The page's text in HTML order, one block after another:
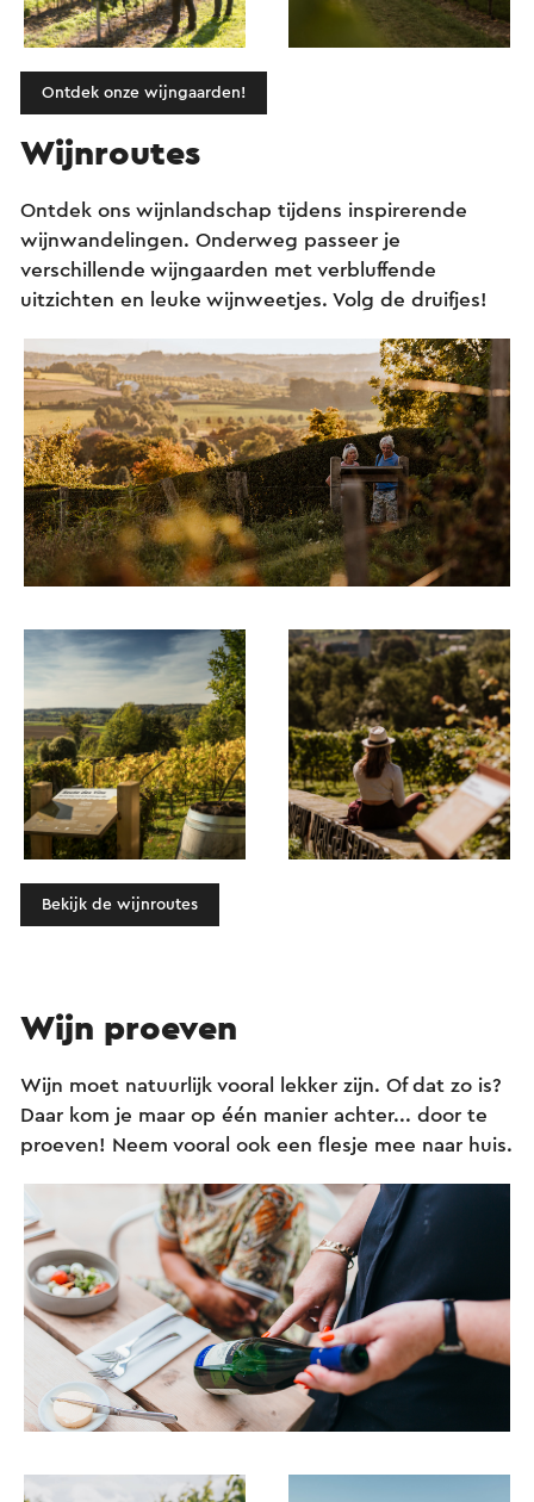
Ontdek onze wijngaarden!
Wijnroutes
Ontdek ons wijnlandschap tijdens inspirerende
wijnwandelingen. Onderweg passeer je
verschillende wijngaarden met verbluffende
uitzichten en leuke wijnweetjes. Volg de druifjes!
Bekijk de wijnroutes
Wijn proeven
Wijn moet natuurlijk vooral lekker zijn. Of dat zo is?
Daar kom je maar op één manier achter... door te
proeven! Neem vooral ook een flesje mee naar huis.